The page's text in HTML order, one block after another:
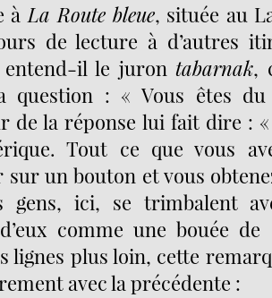
àLa Route bleue, située au
de lecture à d’autres
entend-il le jurontabarnak,
question : « Vous êtes
de la réponse lui fait dire : «
Tout ce que vous
sur un bouton et vous
gens, ici, se trimbalent
comme une bouée de
lignes plus loin, cette
avec la précédente :